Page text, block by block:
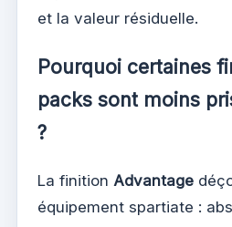
et la valeur résiduelle.
Pourquoi certaines
packs sont moins
?
La finition Advantage
équipement spartiate :